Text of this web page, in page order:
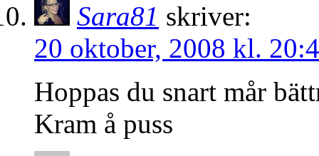
Sara81 skriver:
20 oktober, 2008 kl.
Hoppas du snart mår
Kram å puss